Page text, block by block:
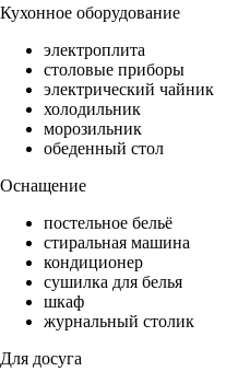
Кухонное оборудование
электроплита
столовые приборы
электрический чайник
холодильник
морозильник
обеденный стол
Оснащение
постельное бельё
стиральная машина
кондиционер
сушилка для белья
шкаф
журнальный столик
Для досуга